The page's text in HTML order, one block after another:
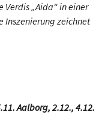
Verdis „Aida“ in einer
Inszenierung zeichnet
Aalborg, 2.12., 4.12.